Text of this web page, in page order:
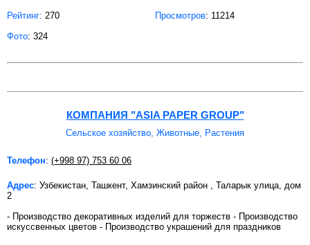
Рейтинг: 270 Просмотров: 11214
Фото: 324
КОМПАНИЯ "ASIA PAPER GROUP"
Сельское хозяйство, Животные, Растения
Телефон: (+998 97) 753 60 06
Адрес: Узбекистан, Ташкент, Хамзинский район , Таларык улица, дом
2
- Производство декоративных изделий для торжеств - Производство
искуссвенных цветов - Производство украшений для праздников